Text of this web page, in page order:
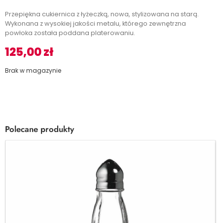
Przepiękna cukiernica z łyżeczką, nowa, stylizowana na starą.
Wykonana z wysokiej jakości metalu, którego zewnętrzna
powłoka została poddana platerowaniu.
125,00zł
Brak w magazynie
Polecane produkty